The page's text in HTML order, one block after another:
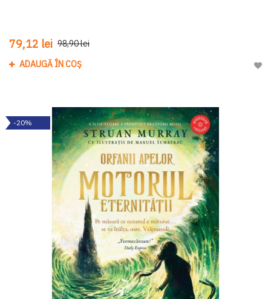
79,12 lei 98,90 lei
ADAUGĂ ÎN COȘ
-20%